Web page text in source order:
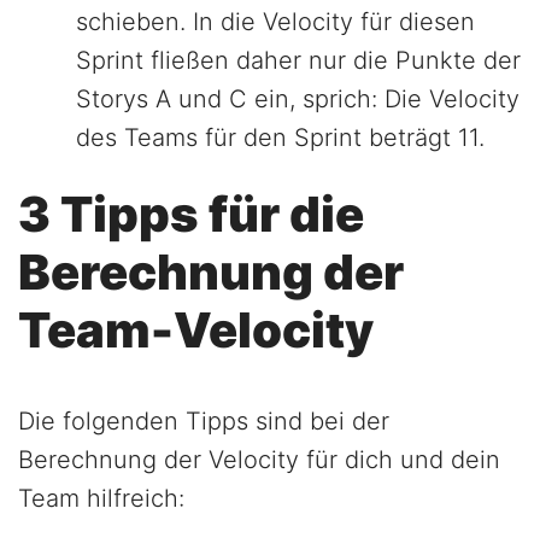
schieben. In die Velocity für diesen
Sprint fließen daher nur die Punkte der
Storys A und C ein, sprich: Die Velocity
des Teams für den Sprint beträgt 11.
3 Tipps für die
Berechnung der
Team-Velocity
Die folgenden Tipps sind bei der
Berechnung der Velocity für dich und dein
Team hilfreich: